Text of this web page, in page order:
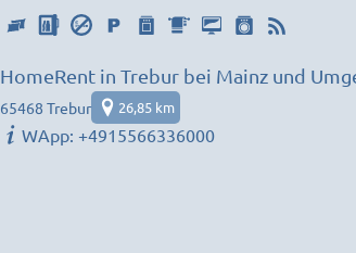
HomeRent in Trebur bei Mainz und
65468 Trebur 26,85 km
WApp: +4915566336000